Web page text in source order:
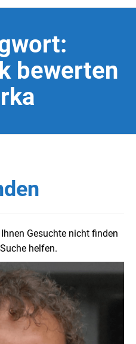
bewerten
Gesuchte nicht finden
helfen.